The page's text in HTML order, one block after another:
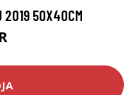
2019 50X40CM